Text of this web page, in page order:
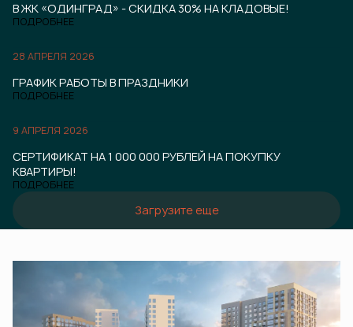
В ЖК «ОДИНГРАД» - СКИДКА 30% НА КЛАДОВЫЕ!
ПОДРОБНЕЕ
28 АПРЕЛЯ 2026
ГРАФИК РАБОТЫ В ПРАЗДНИКИ
ПОДРОБНЕЕ
9 АПРЕЛЯ 2026
СЕРТИФИКАТ НА 1 000 000 РУБЛЕЙ НА ПОКУПКУ
КВАРТИРЫ!
ПОДРОБНЕЕ
Загрузите еще